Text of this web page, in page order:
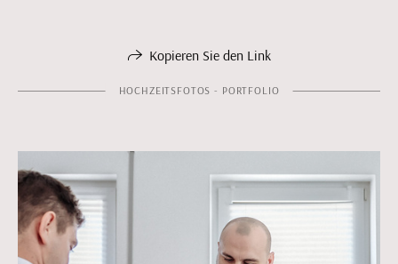
Kopieren Sie den Link
HOCHZEITSFOTOS - PORTFOLIO